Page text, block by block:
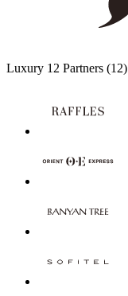
Luxury 12 Partners (12)